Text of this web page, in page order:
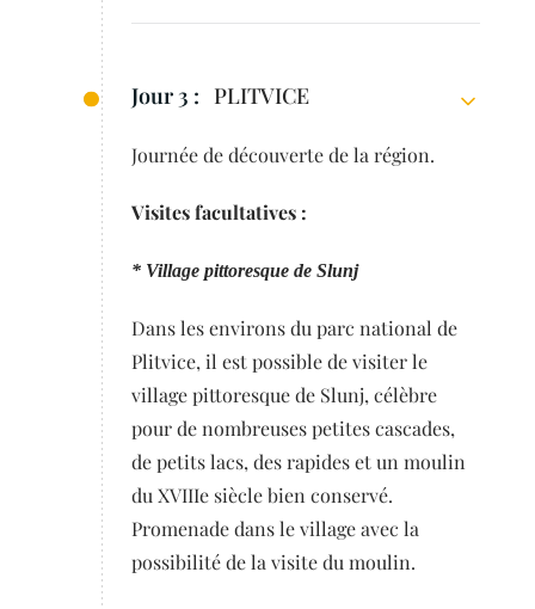
Jour 3 : PLITVICE
Journée de découverte de la région.
Visites facultatives :
* Village pittoresque de Slunj
Dans les environs du parc national de
Plitvice, il est possible de visiter le
village pittoresque de Slunj, célèbre
pour de nombreuses petites cascades,
de petits lacs, des rapides et un moulin
du XVIIIe siècle bien conservé.
Promenade dans le village avec la
possibilité de la visite du moulin.